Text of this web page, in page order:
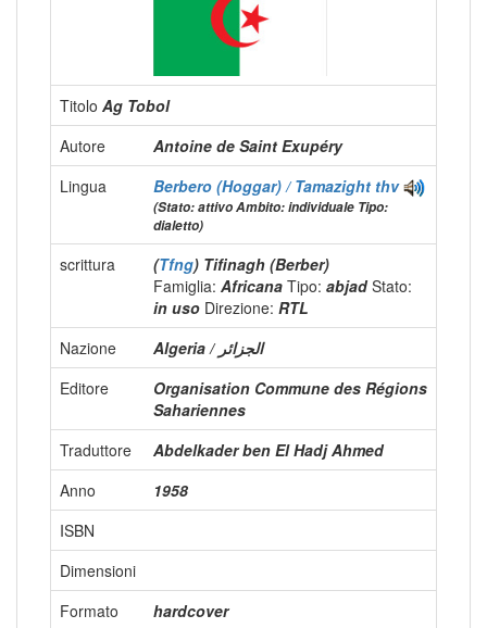
Titolo Ag Tobol
Autore
Antoine de Saint Exupéry
Lingua
Berbero (Hoggar) / Tamazight thv
(Stato: attivo Ambito: individuale Tipo:
dialetto)
scrittura (Tfng) Tifinagh (Berber)
Famiglia: Africana Tipo: abjadStato:
in uso Direzione: RTL
Nazione
Algeria / الجزائر
Editore
Organisation Commune des Régions
Sahariennes
Traduttore
Abdelkader ben El Hadj Ahmed
Anno
1958
ISBN
Dimensioni
Formato
hardcover